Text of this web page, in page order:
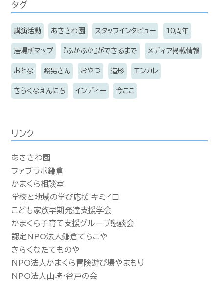
タグ
講演活動 あきさわ園 スタッフインタビュー 10周年
居場所マップ 『ふかふか』ができるまで メディア掲載情報
おとな 照男さん おやつ 造形 エンカレ
きらくなえんにち インディー 今ここ
リンク
あきさわ園
ファブラボ鎌倉
かまくら相談室
学校と地域の学び応援 キミイロ
こども家族早期発達支援学会
かまくら子育て支援グループ懇談会
認定NPO法人鎌倉てらこや
きらくなたてものや
NPO法人かまくら冒険遊び場やまもり
NPO法人山崎・谷戸の会